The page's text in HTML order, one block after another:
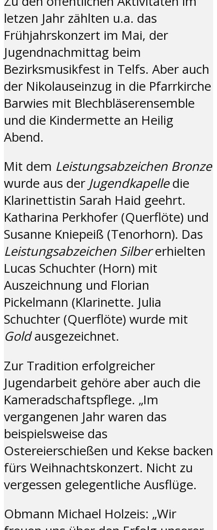
letzen Jahr zählten u.a. das
Frühjahrskonzert im Mai, der
Jugendnachmittag beim
Bezirksmusikfest in Telfs. Aber auch
der Nikolauseinzug in die Pfarrkirche
Barwies mit Blechbläserensemble
und die Kindermette an Heilig
Abend.
Mit dem Leistungsabzeichen Bronze
wurde aus der Jugendkapelledie
Klarinettistin Sarah Haid geehrt.
Katharina Perkhofer (Querflöte) und
Susanne Kniepeiß (Tenorhorn). Das
Leistungsabzeichen Silbererhielten
Lucas Schuchter (Horn) mit
Auszeichnung und Florian
Pickelmann (Klarinette. Julia
Schuchter (Querflöte) wurde mit
Goldausgezeichnet.
Zur Tradition erfolgreicher
Jugendarbeit gehöre aber auch die
Kameradschaftspflege. „Im
vergangenen Jahr waren das
beispielsweise das
Ostereierschießen und Kekse backen
fürs Weihnachtskonzert. Nicht zu
vergessen gelegentliche Ausflüge.
Obmann Michael Holzeis: „Wir